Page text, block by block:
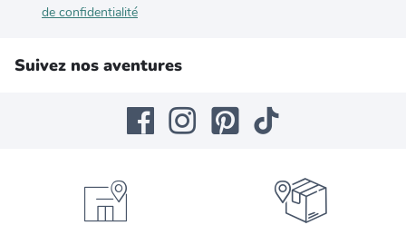
de confidentialité
Suivez nos aventures